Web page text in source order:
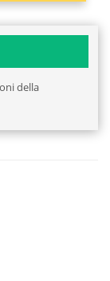
della